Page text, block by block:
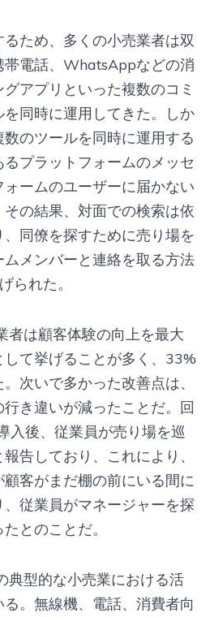
ため、多くの小売業者は双
帯電話、WhatsAppなどの消
アプリといった複数のコミ
同時に運用してきた。しか
のツールを同時に運用する
プラットフォームのメッセ
ームのユーザーに届かない
の結果、対面での検索は依
同僚を探すために売り場を
メンバーと連絡を取る方法
られた。
者は顧客体験の向上を最大
て挙げることが多く、33%
次いで多かった改善点は、
き違いが減ったことだ。回
入後、従業員が売り場を巡
告しており、これにより、
客がまだ棚の前にいる間に
従業員がマネージャーを探
とのことだ。
典型的な小売業における活
。無線機、電話、消費者向